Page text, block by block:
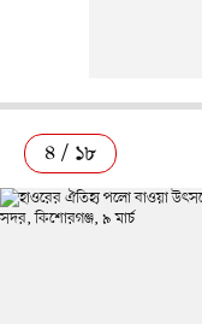
৪ / ১৮